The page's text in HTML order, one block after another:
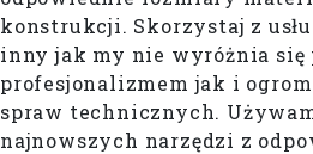
konstrukcji. Skorzystaj z
inny jak my nie wyróżnia się
profesjonalizmem jak i
spraw technicznych.
najnowszych narzędzi z